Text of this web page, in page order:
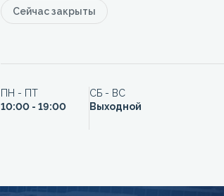
Сейчас закрыты
ПН - ПТ
10:00 - 19:00
СБ - ВС
Выходной